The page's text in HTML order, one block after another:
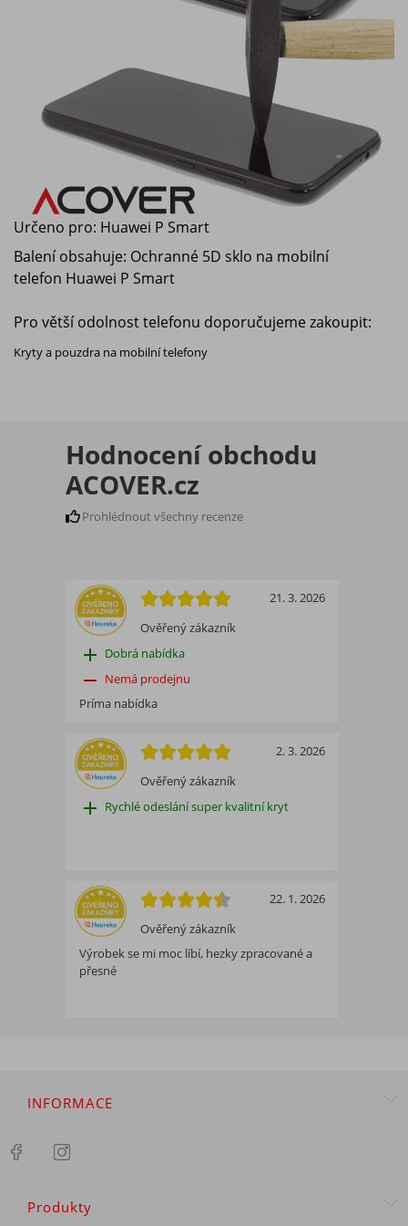
Určeno pro: Huawei P Smart
Balení obsahuje: Ochranné 5D sklo na mobilní
telefon Huawei P Smart
Pro větší odolnost telefonu doporučujeme zakoupit:
Kryty a pouzdra na mobilní telefony
Hodnocení obchodu
ACOVER.cz
Prohlédnout všechny recenze
Ověřený zákazník
21. 3. 2026
add Dobrá nabídka
remove Nemá prodejnu
Príma nabídka
Ověřený zákazník
2. 3. 2026
add Rychlé odeslání super kvalitní kryt
Ověřený zákazník
22. 1. 2026
Výrobek se mi moc líbí, hezky zpracované a
přesné
INFORMACE
Produkty